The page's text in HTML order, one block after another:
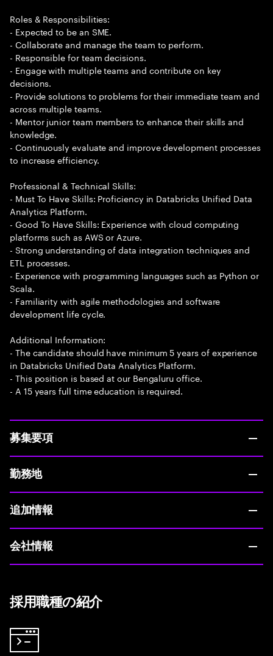
Roles & Responsibilities:
- Expected to be an SME.
- Collaborate and manage the team to perform.
- Responsible for team decisions.
- Engage with multiple teams and contribute on key
decisions.
- Provide solutions to problems for their immediate team and
across multiple teams.
- Mentor junior team members to enhance their skills and
knowledge.
- Continuously evaluate and improve development processes
to increase efficiency.
Professional & Technical Skills:
- Must To Have Skills: Proficiency in Databricks Unified Data
Analytics Platform.
- Good To Have Skills: Experience with cloud computing
platforms such as AWS or Azure.
- Strong understanding of data integration techniques and
ETL processes.
- Experience with programming languages such as Python or
Scala.
- Familiarity with agile methodologies and software
development life cycle.
Additional Information:
- The candidate should have minimum 5 years of experience
in Databricks Unified Data Analytics Platform.
- This position is based at our Bengaluru office.
- A 15 years full time education is required.
募集要項
勤務地
追加情報
会社情報
採用職種の紹介